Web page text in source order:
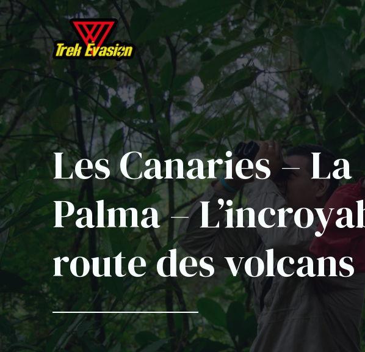
Les Canaries – La
Palma –
route des volcans